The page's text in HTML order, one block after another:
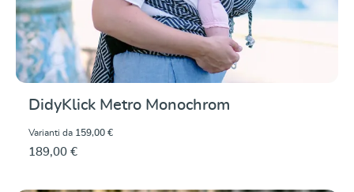
DidyKlick Metro Monochrom
Varianti da 159,00 €
189,00 €